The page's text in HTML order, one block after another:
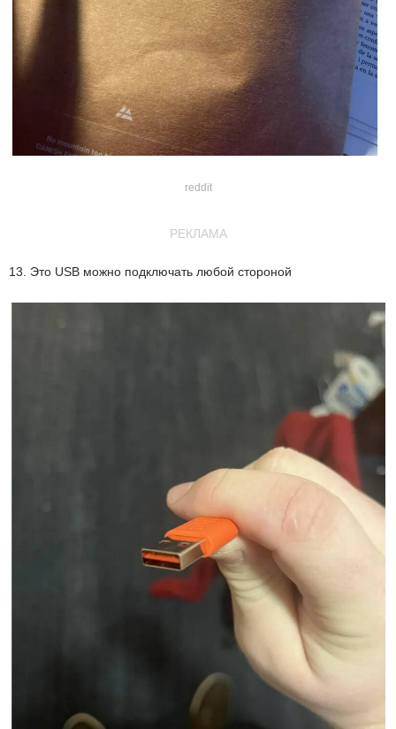
reddit
РЕКЛАМА
13. Это USB можно подключать любой стороной